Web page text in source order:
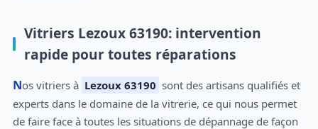
Vitriers Lezoux 63190: intervention
rapide pour toutes réparations
Nos vitriers à Lezoux 63190 sont des artisans qualifiés et
experts dans le domaine de la vitrerie, ce qui nous permet
de faire face à toutes les situations de dépannage de façon